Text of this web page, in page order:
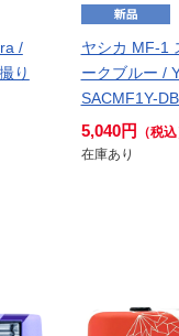
/
り
ヤシカ MF-1
ークブルー /
SACMF1Y-
5,040円
（税込
在庫あり